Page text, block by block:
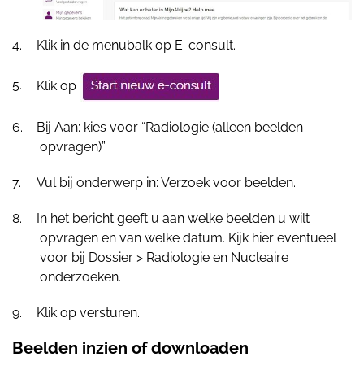
Klik in de menubalk op E-consult.
Klik op
Bij Aan: kies voor “Radiologie (alleen beelden
opvragen)”
Vul bij onderwerp in: Verzoek voor beelden.
In het bericht geeft u aan welke beelden u wilt
opvragen en van welke datum. Kijk hier eventueel
voor bij Dossier > Radiologie en Nucleaire
onderzoeken.
Klik op versturen.
Beelden inzien of downloaden